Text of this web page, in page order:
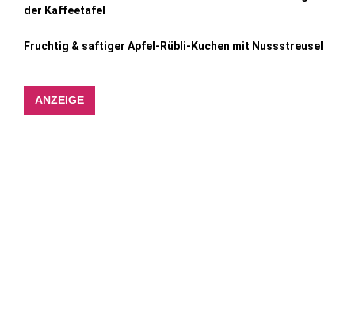
der Kaffeetafel
Fruchtig & saftiger Apfel-Rübli-Kuchen mit Nussstreusel
ANZEIGE